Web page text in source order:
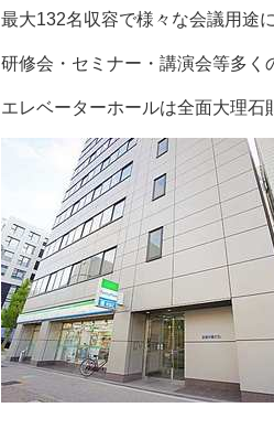
最大132名収容で様々な会議用途
研修会・セミナー・講演会等多く
エレベーターホールは全面大理石